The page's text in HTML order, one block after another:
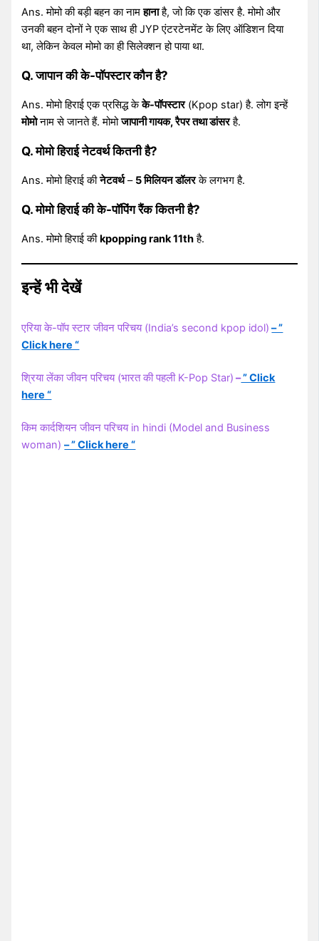
Ans. मोमो की बड़ी बहन का नामहानाहै, जो कि एक डांसर है. मोमो और
उनकी बहन दोनों ने एक साथ ही JYP एंटरटेनमेंट के लिए ऑडिशन दिया
था, लेकिन केवल मोमो का ही सिलेक्शन हो पाया था.
Q. जापान की के-पॉपस्टार कौन है?
Ans. मोमो हिराई एक प्रसिद्ध केके-पॉपस्टार(Kpop star) है. लोग इन्हें
मोमोनाम से जानते हैं. मोमोजापानी गायक, रैपर तथा डांसरहै.
Q. मोमो हिराईनेटवर्थकितनी है?
Ans. मोमो हिराई कीनेटवर्थ– 5 मिलियन डॉलरके लगभग है.
Q. मोमो हिराई की के-पॉपिंग रैंक कितनी है?
Ans. मोमो हिराई की kpopping rank 11thहै.
इन्हें भी देखें
एरिया के-पॉप स्टार जीवन परिचय (India’s second kpop idol) – ”
Click here “
श्रिया लेंका जीवन परिचय (भारत की पहली K-Pop Star) –” Click
here “
किम कार्दशियन जीवन परिचय in hindi (Model and Business
woman)– ” Click here “